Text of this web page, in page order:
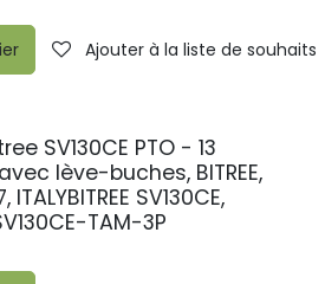
Ajouter à la liste de souhaits
SV130CE PTO - 13
lève-buches, BITREE,
SV130CE,
TAM-3P